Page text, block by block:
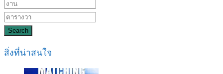
Search
สิ่งที่น่าสนใจ